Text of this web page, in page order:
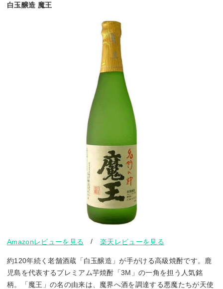
白玉醸造 魔王
Amazonレビューを見る /楽天レビューを見る
約120年続く老舗酒蔵「白玉醸造」が手がける高級焼酎です。鹿
児島を代表するプレミアム芋焼酎「3M」の一角を担う人気銘
柄。「魔王」の名の由来は、魔界へ酒を調達する悪魔たちが天使